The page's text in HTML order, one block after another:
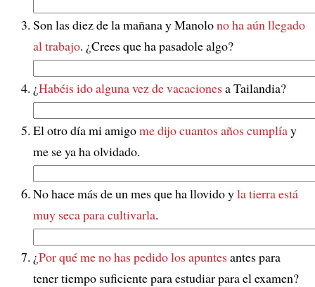
Son las diez de la mañana y Manolono ha aún llegado
al trabajo. ¿Crees que ha pasadole algo?
¿Habéis ido alguna vez de vacacionesa Tailandia?
El otro día mi amigome dijo cuantos años cumplíay
me se ya ha olvidado.
No hace más de un mes que ha llovido yla tierra está
muy seca para cultivarla.
¿Por qué me no has pedido los apuntesantes para
tener tiempo suficiente para estudiar para el examen?